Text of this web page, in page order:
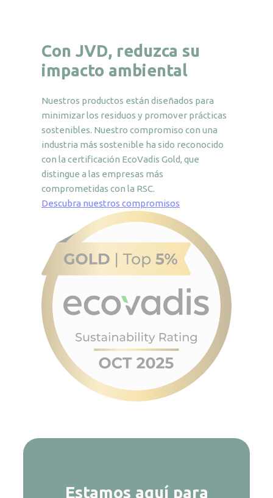
Con JVD, reduzca su
impacto ambiental
Nuestros productos están diseñados para
minimizar los residuos y promover prácticas
sostenibles. Nuestro compromiso con una
industria más sostenible ha sido reconocido
con la certificación EcoVadis Gold, que
distingue a las empresas más
comprometidas con la RSC.
Descubra nuestros compromisos
Estamos aquí para